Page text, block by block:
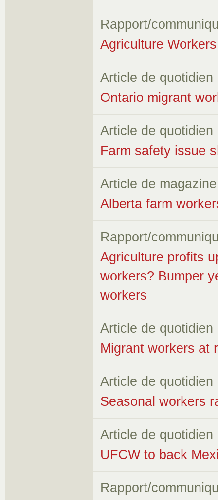
Rapport/
Agriculture
Article de quotidien
Ontario migrant
Article de quotidien
Farm safety issue
Article de magazine
Alberta farm
Rapport/
Agriculture profits
workers? Bumper
workers
Article de quotidien
Migrant workers at
Article de quotidien
Seasonal workers
Article de quotidien
UFCW to back
Rapport/